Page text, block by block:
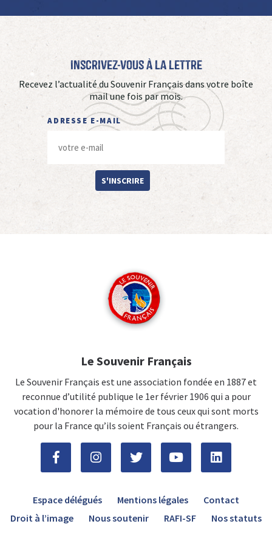
Inscrivez-vous à La Lettre
Recevez l’actualité du Souvenir Français dans votre boîte
mail une fois par mois.
ADRESSE E-MAIL
S'INSCRIRE
Le Souvenir Français
Le Souvenir Français est une association fondée en 1887 et
reconnue d’utilité publique le 1er février 1906 qui a pour
vocation d'honorer la mémoire de tous ceux qui sont morts
pour la France qu’ils soient Français ou étrangers.
Espace délégués Mentions légales
Contact
Droit à l’image
Nous soutenir RAFI-SF Nos statuts